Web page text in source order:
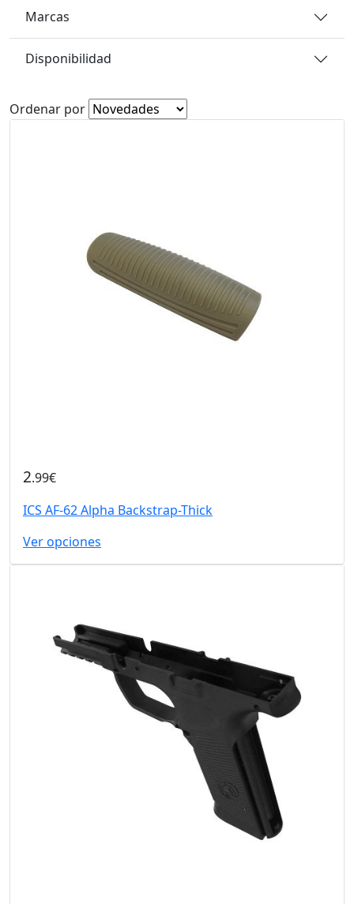
Marcas
Disponibilidad
Ordenar por
2.99€
ICS AF-62 Alpha Backstrap-Thick
Ver opciones